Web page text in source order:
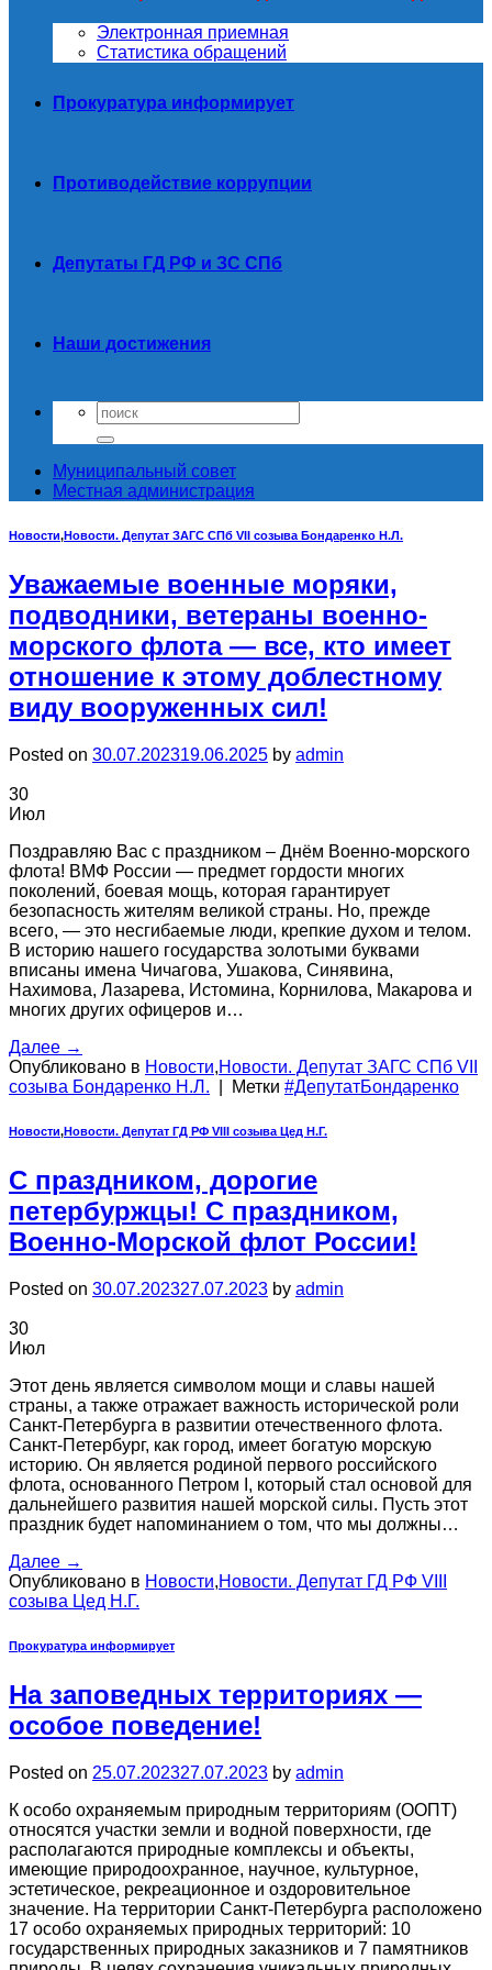
Электронная приемная
Статистика обращений
Прокуратура информирует
Противодействие коррупции
Депутаты ГД РФ и ЗС СПб
Наши достижения
Муниципальный совет
Местная администрация
Новости,Новости. Депутат ЗАГС СПб VII созыва Бондаренко Н.Л.
Уважаемые военные моряки,
подводники, ветераны военно-
морского флота — все, кто имеет
отношение к этому доблестному
виду вооруженных сил!
Posted on 30.07.202319.06.2025 by admin
30
Июл
Поздравляю Вас с праздником – Днём Военно-морского
флота! ВМФ России — предмет гордости многих
поколений, боевая мощь, которая гарантирует
безопасность жителям великой страны. Но, прежде
всего, — это несгибаемые люди, крепкие духом и телом.
В историю нашего государства золотыми буквами
вписаны имена Чичагова, Ушакова, Синявина,
Нахимова, Лазарева, Истомина, Корнилова, Макарова и
многих других офицеров и…
Далее →
Опубликовано в Новости,Новости. Депутат ЗАГС СПб VII
созыва Бондаренко Н.Л.
Метки #ДепутатБондаренко
Новости,Новости. Депутат ГД РФ VIII созыва Цед Н.Г.
С праздником, дорогие
петербуржцы! С праздником,
Военно-Морской флот России!
Posted on 30.07.202327.07.2023 by admin
30
Июл
Этот день является символом мощи и славы нашей
страны, а также отражает важность исторической роли
Санкт-Петербурга в развитии отечественного флота.
Санкт-Петербург, как город, имеет богатую морскую
историю. Он является родиной первого российского
флота, основанного Петром I, который стал основой для
дальнейшего развития нашей морской силы. Пусть этот
праздник будет напоминанием о том, что мы должны…
Далее →
Опубликовано в Новости,Новости. Депутат ГД РФ VIII
созыва Цед Н.Г.
Прокуратура информирует
На заповедных территориях —
особое поведение!
Posted on 25.07.202327.07.2023 by admin
К особо охраняемым природным территориям (ООПТ)
относятся участки земли и водной поверхности, где
располагаются природные комплексы и объекты,
имеющие природоохранное, научное, культурное,
эстетическое, рекреационное и оздоровительное
значение. На территории Санкт-Петербурга расположено
17 особо охраняемых природных территорий: 10
государственных природных заказников и 7 памятников